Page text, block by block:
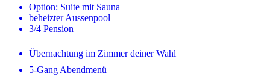
Option: Suite mit Sauna
beheizter Aussenpool
3/4 Pension
Übernachtung im Zimmer deiner Wahl
5-Gang Abendmenü